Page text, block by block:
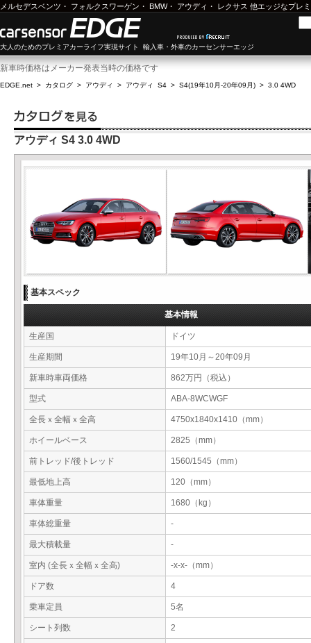
メルセデスベンツ ・ フォルクスワーゲン ・ BMW・ アウディ ・ レクサス 他エッジなプレ
大人のためのプレミアカーライフ実現サイト 輸入車・外車のカーセンサーエッジ
新車時価格はメーカー発表当時の価格です
EDGE.net > カタログ > アウディ > アウディ S4 > S4(19年10月-20年09月) > 3.0 4WD
アウディ S4 3.0 4WD
基本スペック
基本情報
生産国 ドイツ
生産期間 19年10月～20年09月
新車時車両価格 862万円（税込）
型式 ABA-8WCWGF
全長ｘ全幅ｘ全高 4750x1840x1410（mm）
ホイールベース 2825（mm）
前トレッド/後トレッド 1560/1545（mm）
最低地上高 120（mm）
車体重量 1680（kg）
車体総重量 -
最大積載量 -
室内 (全長ｘ全幅ｘ全高) -x-x-（mm）
ドア数 4
乗車定員 5名
シート列数 2